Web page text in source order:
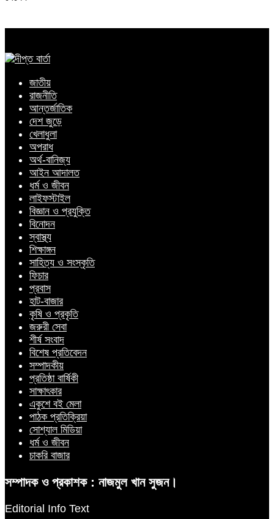
জাতীয়
রাজনীতি
আন্তর্জাতিক
দেশ জুড়ে
খেলাধুলা
অপরাধ
অর্থ-বানিজ্য
আইন আদালত
ধর্ম ও জীবন
লাইফস্টাইল
বিজ্ঞান ও প্রযুক্তি
বিনোদন
স্বাস্থ্য
শিক্ষাঙ্গন
সাহিত্য ও সংস্কৃতি
ফিচার
প্রবাস
হাট-বাজার
কৃষি ও প্রকৃতি
জরুরী সেবা
শীর্ষ সংবাদ
বিশেষ প্রতিবেদন
সম্পাদকীয়
প্রতিষ্ঠা বার্ষিকী
সাক্ষাৎকার
একুশে বই মেলা
পাঠক প্রতিক্রিয়া
সোশ্যাল মিডিয়া
ধর্ম ও জীবন
চাকরি বাজার
সম্পাদক ও প্রকাশক : নাজমুল খান সুজন।
Editorial Info Text